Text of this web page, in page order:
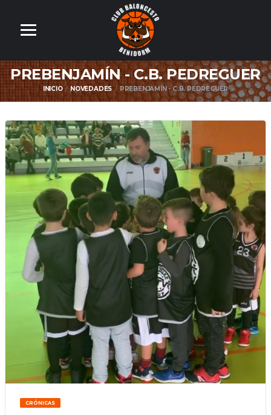
PREBENJAMÍN - C.B. PEDREGUER
INICIO NOVEDADES PREBENJAMÍN - C.B. PEDREGUER
CRÓNICAS